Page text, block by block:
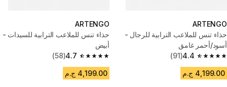
ARTENGO
حذاء تنس للملاعب الترابية للرجال -
أسود/أحمر غامق
4.4
4.4 out of 5 stars from 91 reviews
(91)
4,199.00 ج.م
ARTENGO
حذاء تنس للملاعب الترابية للسيدات -
أبيض
4.7
4.7 out of 5 stars from 58 reviews
(58)
4,199.00 ج.م